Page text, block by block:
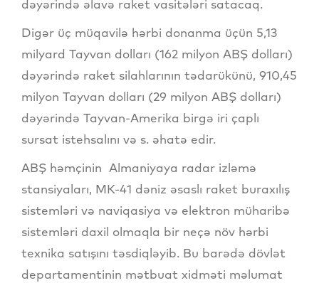
dəyərində əlavə raket vasitələri satacaq.
Digər üç müqavilə hərbi donanma üçün 5,13
milyard Tayvan dolları (162 milyon ABŞ dolları)
dəyərində raket silahlarının tədarükünü, 910,45
milyon Tayvan dolları (29 milyon ABŞ dolları)
dəyərində Tayvan-Amerika birgə iri çaplı
sursat istehsalını və s. əhatə edir.
ABŞ həmçinin Almaniyaya radar izləmə
stansiyaları, MK-41 dəniz əsaslı raket buraxılış
sistemləri və naviqasiya və elektron müharibə
sistemləri daxil olmaqla bir neçə növ hərbi
texnika satışını təsdiqləyib. Bu barədə dövlət
departamentinin mətbuat xidməti məlumat